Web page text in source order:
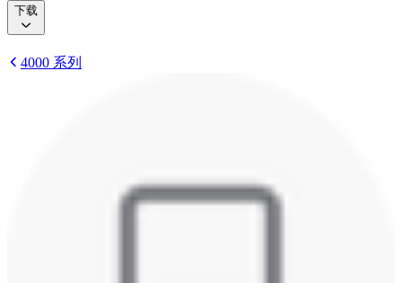
下载
4000 系列